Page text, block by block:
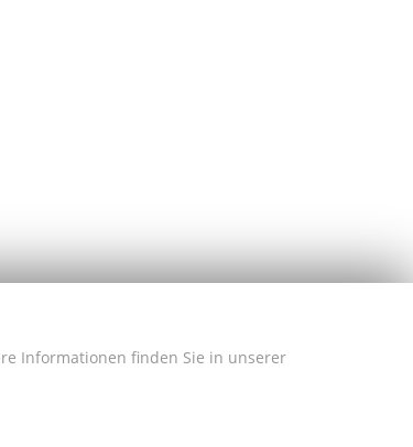
Informationen finden Sie in unserer